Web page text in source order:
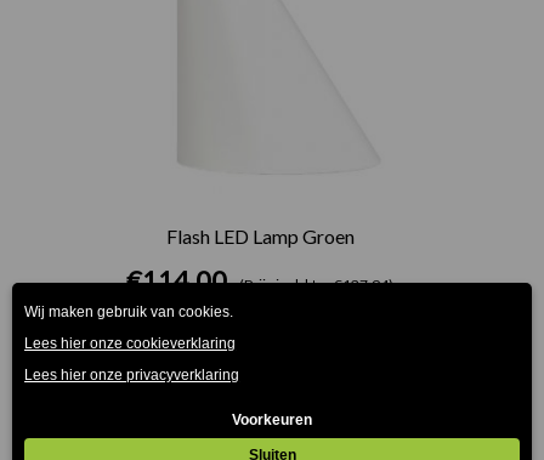
Flash LED Lamp Groen
€114.00 (Prijs incl. btw: €137,94)